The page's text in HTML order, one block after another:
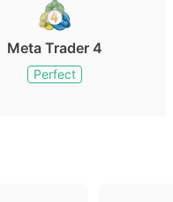
Meta Trader 4
Perfect